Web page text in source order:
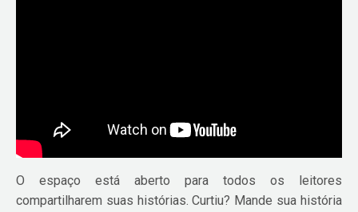
O espaço está aberto para todos os leitores
compartilharem suas histórias. Curtiu? Mande sua história